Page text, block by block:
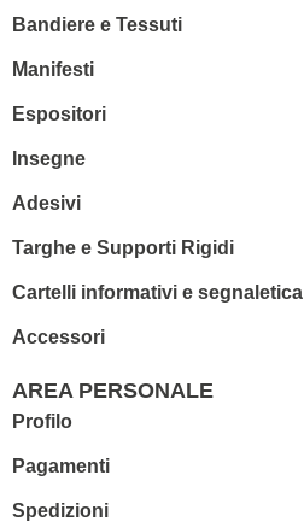
Bandiere e Tessuti
Manifesti
Espositori
Insegne
Adesivi
Targhe e Supporti Rigidi
Cartelli informativi e segnaletica
Accessori
AREA PERSONALE
Profilo
Pagamenti
Spedizioni